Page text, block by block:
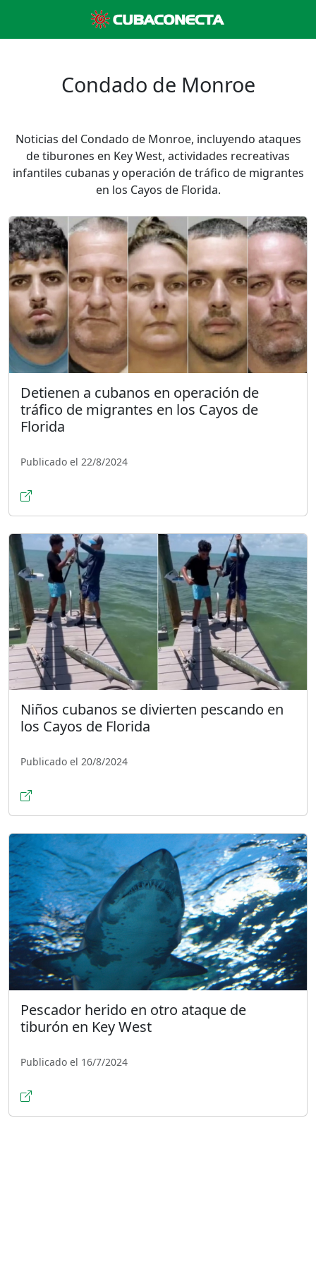
Condado de Monroe
Noticias del Condado de Monroe, incluyendo ataques
de tiburones en Key West, actividades recreativas
infantiles cubanas y operación de tráfico de migrantes
en los Cayos de Florida.
Detienen a cubanos en operación de
tráfico de migrantes en los Cayos de
Florida
Publicado el 22/8/2024
Niños cubanos se divierten pescando en
los Cayos de Florida
Publicado el 20/8/2024
Pescador herido en otro ataque de
tiburón en Key West
Publicado el 16/7/2024